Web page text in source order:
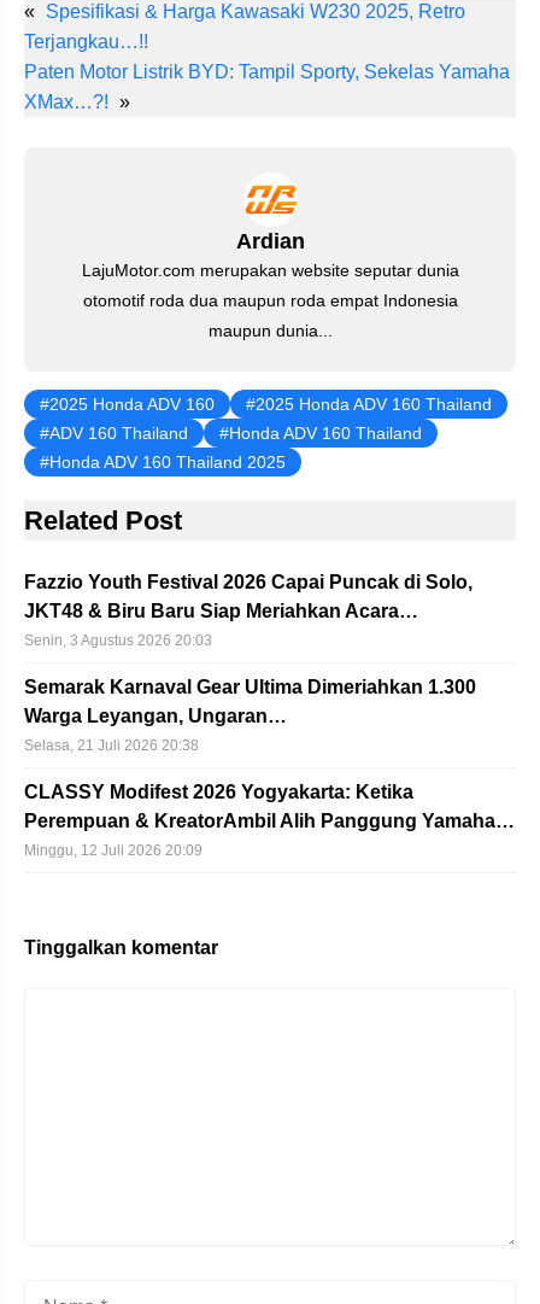
er
e
st
c
e
b
tt
er
at
s
e
gr
ail k
e
« Spesifikasi & Harga Kawasaki W230 2025, Retro
Terjangkau…!!
Paten Motor Listrik BYD: Tampil Sporty, Sekelas Yamaha
XMax…?! »
Ardian
LajuMotor.com merupakan website seputar dunia
otomotif roda dua maupun roda empat Indonesia
maupun dunia...
2025 Honda ADV 160
2025 Honda ADV 160 Thailand
ADV 160 Thailand
Honda ADV 160 Thailand
Honda ADV 160 Thailand 2025
Related Post
Fazzio Youth Festival 2026 Capai Puncak di Solo,
JKT48 & Biru Baru Siap Meriahkan Acara…
Senin, 3 Agustus 2026 20:03
Semarak Karnaval Gear Ultima Dimeriahkan 1.300
Warga Leyangan, Ungaran…
Selasa, 21 Juli 2026 20:38
CLASSY Modifest 2026 Yogyakarta: Ketika
Perempuan & KreatorAmbil Alih Panggung Yamaha…
Minggu, 12 Juli 2026 20:09
Tinggalkan komentar